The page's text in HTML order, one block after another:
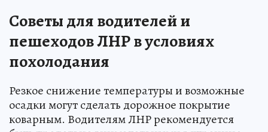
Советы для водителей и
пешеходов ЛНР в условиях
похолодания
Резкое снижение температуры и возможные
осадки могут сделать дорожное покрытие
коварным. Водителям ЛНР рекомендуется